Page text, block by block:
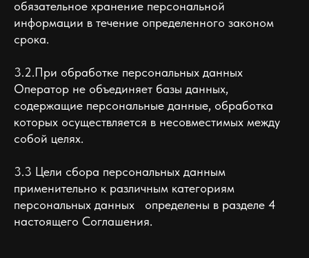
обязательное хранение персональной
информации в течение определенного законом
срока.
3.2.При обработке персональных данных
Оператор не объединяет базы данных,
содержащие персональные данные, обработка
которых осуществляется в несовместимых между
собой целях.
3.3 Цели сбора персональных данным
применительно к различным категориям
персональных данных определены в разделе 4
настоящего Соглашения.